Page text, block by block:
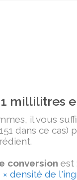
millilitres
il vous
dans ce cas)
conversion est :
densité de